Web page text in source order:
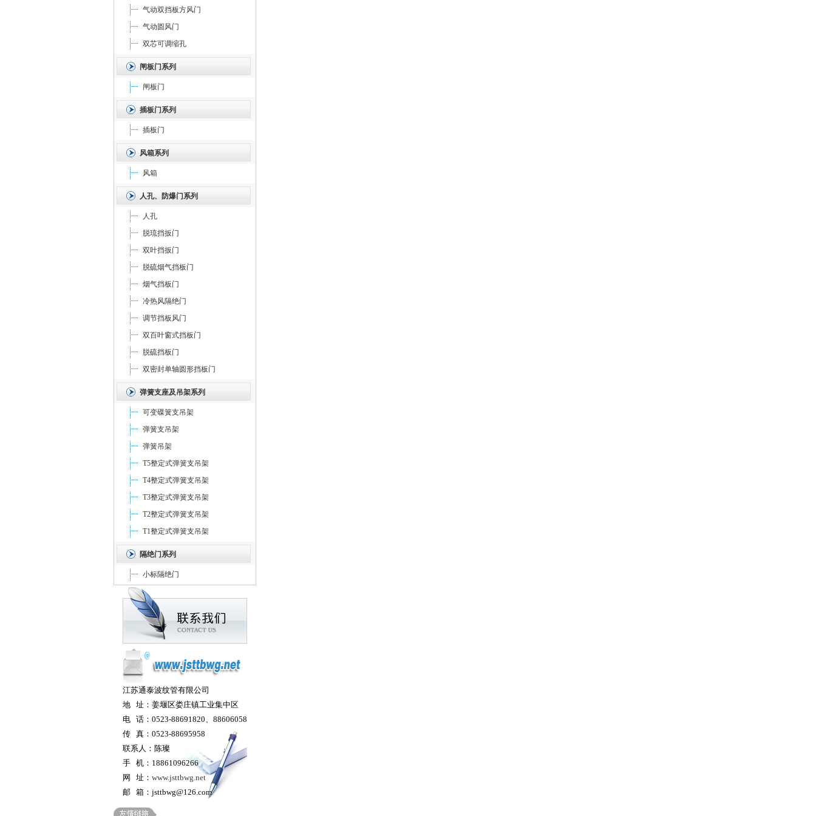
气动双挡板方风门
气动圆风门
双芯可调缩孔
闸板门系列
闸板门
插板门系列
插板门
风箱系列
风箱
人孔、防爆门系列
人孔
脱琉挡扳门
双叶挡扳门
脱硫烟气挡板门
烟气挡板门
冷热风隔绝门
调节挡板风门
双百叶窗式挡板门
脱硫挡板门
双密封单轴圆形挡板门
弹簧支座及吊架系列
可变碟簧支吊架
弹簧支吊架
弹簧吊架
T5整定式弹簧支吊架
T4整定式弹簧支吊架
T3整定式弹簧支吊架
T2整定式弹簧支吊架
T1整定式弹簧支吊架
隔绝门系列
小标隔绝门
江苏通泰波纹管有限公司
地 址：姜堰区娄庄镇工业集中区
电 话：0523-88691820、88606058
传 真：0523-88695958
联系人：陈璨
手 机：18861096266
网 址： www.jsttbwg.net
邮 箱：jsttbwg@126.com